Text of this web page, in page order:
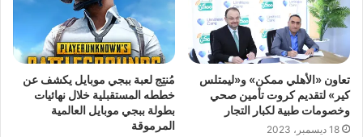
تعاون «الأهلي ممكن» و«ليمتلس
كير» لتقديم كروت تأمين صحي
وخصومات طبية لكبار التجار
18 ديسمبر، 2023
مُنتِج لعبة ببجي موبايل يكشف عن
خططه المستقبلية خلال نهائيات
بطولة ببجي موبايل العالمية
المرموقة